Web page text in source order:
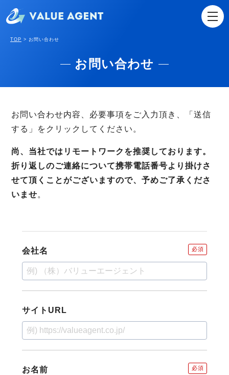
TOP > お問い合わせ
お問い合わせ
お問い合わせ内容、必要事項をご入力頂き、「送信
する」をクリックしてください。
尚、当社ではリモートワークを推奨しております。
折り返しのご連絡について携帯電話番号より掛けさ
せて頂くことがございますので、予めご了承くださ
いませ。
会社名 必須
サイトURL
お名前 必須